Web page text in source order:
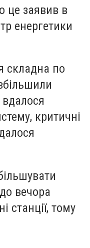
це заявив в
енергетики
складна по
критичні
вечора
станції, тому